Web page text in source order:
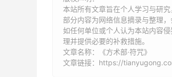
蜂螫人，就地以竹写“丙丁火”三
降犬法，左手挑寅剔丁掐戌，念
降蛇法，咒曰：“天迷迷，地迷
本站所有文章旨在个人学习与研究
部分内容为网络信息摘录与整理
如任何单位或个人认为本站内容
理并提供必要的补救措施。
文章名称：《方术部·符咒》
文章链接： https://